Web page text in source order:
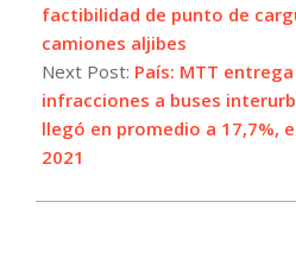
factibilidad de punto de
camiones aljibes
Next Post: País: MTT
infracciones a buses
llegó en promedio a 17,7%,
2021